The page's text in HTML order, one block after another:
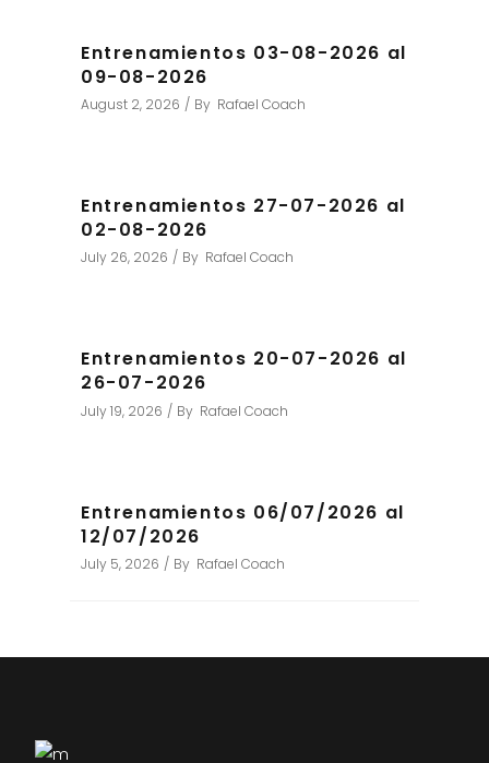
Entrenamientos 03-08-2026 al
09-08-2026
August 2, 2026 By Rafael Coach
Entrenamientos 27-07-2026 al
02-08-2026
July 26, 2026 By Rafael Coach
Entrenamientos 20-07-2026 al
26-07-2026
July 19, 2026 By Rafael Coach
Entrenamientos 06/07/2026 al
12/07/2026
July 5, 2026 By Rafael Coach